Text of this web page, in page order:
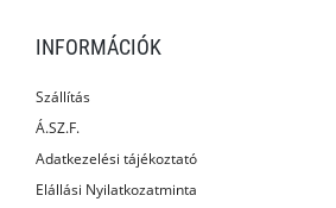
INFORMÁCIÓK
Szállítás
Á.SZ.F.
Adatkezelési tájékoztató
Elállási Nyilatkozatminta